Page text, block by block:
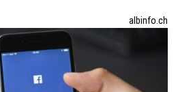
albinfo.ch